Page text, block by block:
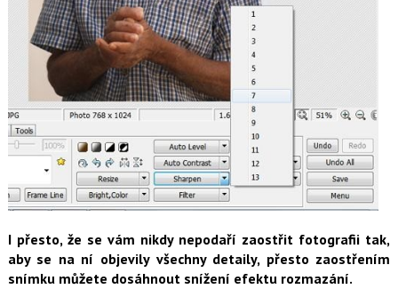
I přesto, že se vám nikdy nepodaří zaostřit fotografii tak,
aby se na ní objevily všechny detaily, přesto zaostřením
snímku můžete dosáhnout snížení efektu rozmazání.